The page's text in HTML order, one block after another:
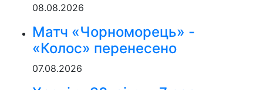
08.08.2026
Матч «Чорноморець» -
«Колос» перенесено
07.08.2026